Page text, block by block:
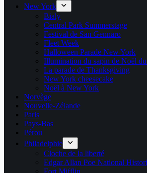
New York
Bialy
Central Park Summerstage
Festival de San Gennaro
Fleet Week
Halloween Parade New York
Illumination du sapin de Noël
La parade de Thanksgiving
New York cheesecake
Noël à New York
Norvège
Nouvelle-Zélande
Paris
Pays-Bas
Pérou
Philadelphie
Cloche de la liberté
Edgar Allan Poe National
Fort Mifflin